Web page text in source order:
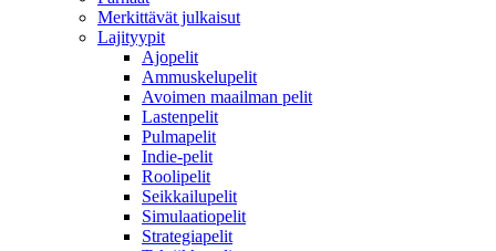
Merkittävät julkaisut
Lajityypit
Ajopelit
Ammuskelupelit
Avoimen maailman pelit
Lastenpelit
Pulmapelit
Indie-pelit
Roolipelit
Seikkailupelit
Simulaatiopelit
Strategiapelit